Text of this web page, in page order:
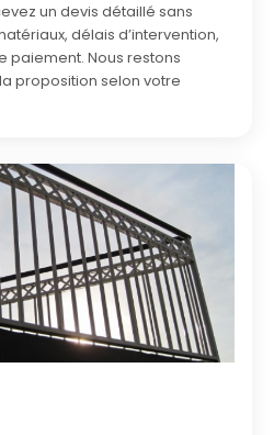
un devis détaillé sans
délais d’intervention,
paiement. Nous restons
proposition selon votre